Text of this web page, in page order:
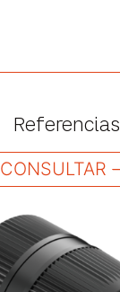
Referencias
CONSULTAR